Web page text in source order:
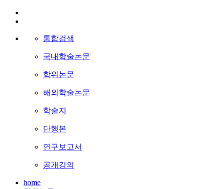
통합검색
국내학술논문
학위논문
해외학술논문
학술지
단행본
연구보고서
공개강의
home